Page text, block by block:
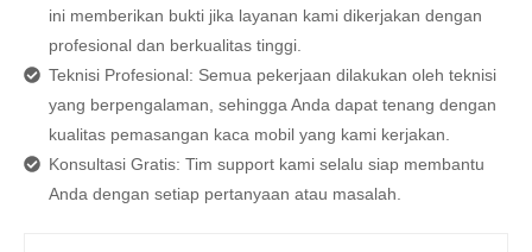
ini memberikan bukti jika layanan kami dikerjakan dengan
profesional dan berkualitas tinggi.
Teknisi Profesional: Semua pekerjaan dilakukan oleh teknisi
yang berpengalaman, sehingga Anda dapat tenang dengan
kualitas pemasangan kaca mobil yang kami kerjakan.
Konsultasi Gratis: Tim support kami selalu siap membantu
Anda dengan setiap pertanyaan atau masalah.